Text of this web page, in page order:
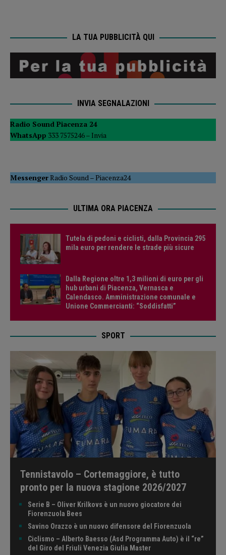
LA TUA PUBBLICITÀ QUI
INVIA SEGNALAZIONI
Radio Sound Piacenza 24
WhatsApp 333 7575246 – Invia
MessengerRadio Sound–Piacenza24
ULTIMA ORA PIACENZA
Tutela di pedoni e ciclisti, dalla Provincia 295
mila euro per rendere le strade più sicure
Dalla Regione oltre 1,3 milioni di euro per gli
hub urbani di Piacenza, Vernasca e
Calendasco. Amministrazione comunale e
Unione Commercianti: “Soddisfatti”
SPORT
Tennistavolo – Cortemaggiore, è tutto
pronto per la nuova stagione 2026/2027
Serie B – Oliver Krilkovs è un nuovo giocatore dei
Fiorenzuola Bees
Savino Orazzo è un nuovo difensore del Fiorenzuola
Ciclismo – Alberto Baesso (Asd Programma Auto) è il “re”
del Giro del Friuli Venezia Giulia Master